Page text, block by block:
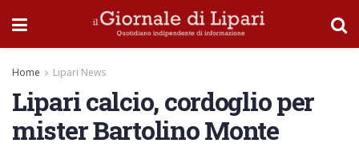
Home Lipari News
Lipari calcio, cordoglio per
mister Bartolino Monte